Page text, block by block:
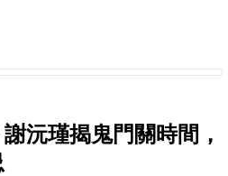
沅瑾揭鬼門關時間，